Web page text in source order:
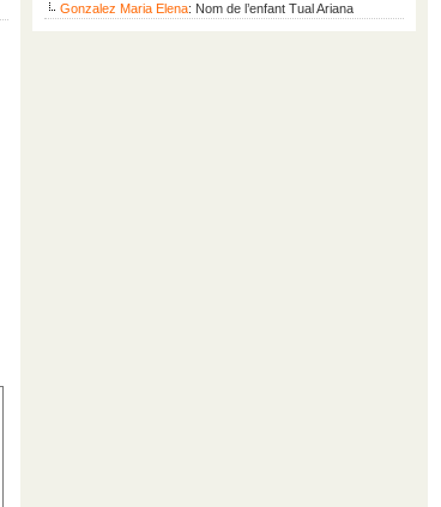
Gonzalez Maria Elena: Nom de l’enfant Tual Ariana